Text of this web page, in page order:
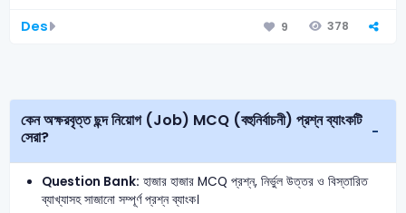
Des 9 378
কেন অক্ষরবৃত্ত ছন্দ নিয়োগ (Job) MCQ (বহুনির্বাচনী) প্রশ্ন ব্যাংকটি
সেরা?
Question Bank: হাজার হাজার MCQ প্রশ্ন, নির্ভুল উত্তর ও বিস্তারিত
ব্যাখ্যাসহ সাজানো সম্পূর্ণ প্রশ্ন ব্যাংক।